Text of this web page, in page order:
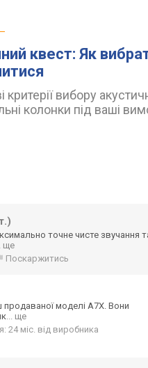
квест: Як
критерії вибору
колонки під ваші
точне чисте звучання
ще
Поскаржитись
моделі A7X. Вони
... ще
24 міс. від виробника